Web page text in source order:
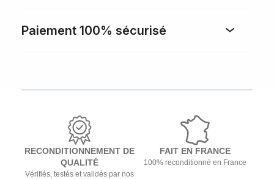
Paiement 100% sécurisé
RECONDITIONNEMENT DE
QUALITÉ
Vérifiés, testés et validés par nos
FAIT EN FRANCE
100% reconditionné en France